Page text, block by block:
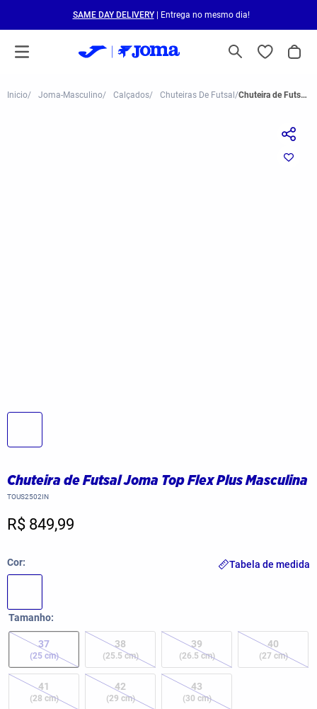
SAME DAY DELIVERY| Entrega no mesmo dia!
Joma-Masculino Calçados Chuteiras De Futsal Chuteira de Futsal Joma Top Flex Plus Masculina
Chuteira de Futsal Joma Top Flex Plus Masculina
TOUS2502IN
R$ 849,99
Cor
Tamanho
37
(25 cm)
38
(25.5 cm)
39
(26.5 cm)
40
(27 cm)
41
(28 cm)
42
(29 cm)
43
(30 cm)
Tabela de medida